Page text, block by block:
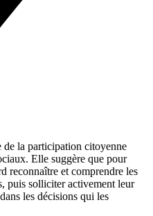
la participation citoyenne
Elle suggère que pour
reconnaître et comprendre les
puis solliciter activement leur
les décisions qui les